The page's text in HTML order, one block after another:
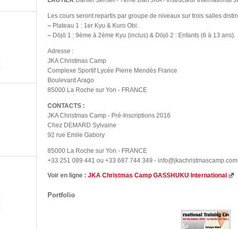
Les cours seront repartis par groupe de niveaux sur trois salles
– Plateau 1 : 1er Kyu & Kuro Obi.
– Dōjō 1 : 9ème à 2ème Kyu (inclus) & Dōjō 2 : Enfants (6 à 13 ans).
Adresse :
JKA Christmas Camp
Complexe Sportif Lycée Pierre Mendès France
Boulevard Arago
85000 La Roche sur Yon - FRANCE
CONTACTS :
JKA Christmas Camp - Pré-Inscriptions 2016
Chez DEMARD Sylvaine
92 rue Emile Gabory
85000 La Roche sur Yon - FRANCE
+33 251 089 441 ou +33 687 744 349 - info@jkachristmascamp.com
Voir en ligne : JKA Christmas Camp GASSHUKU International
Portfolio